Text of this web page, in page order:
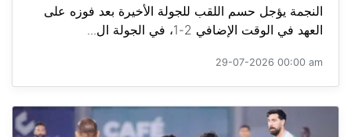
النجمة يؤجل حسم اللقب للجولة الأخيرة بعد فوزه على
العهد في الوقت الإضافي 2-1، في الجولة ال...
29-07-2026 00:00 am